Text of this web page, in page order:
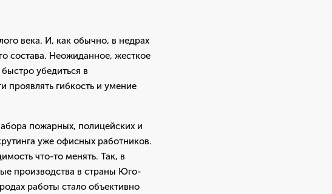
века. И, как обычно, в недрах
состава. Неожиданное, жесткое
убедиться в
проявлять гибкость и умение
пожарных, полицейских и
уже офисных работников.
что-то менять. Так, в
производства в страны Юго-
работы стало объективно